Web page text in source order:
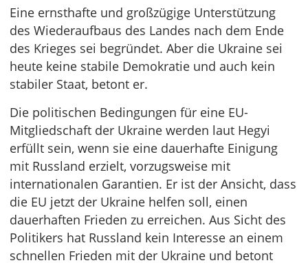
Eine ernsthafte und großzügige Unterstützung
des Wiederaufbaus des Landes nach dem Ende
des Krieges sei begründet. Aber die Ukraine sei
heute keine stabile Demokratie und auch kein
stabiler Staat, betont er.
Die politischen Bedingungen für eine EU-
Mitgliedschaft der Ukraine werden laut Hegyi
erfüllt sein, wenn sie eine dauerhafte Einigung
mit Russland erzielt, vorzugsweise mit
internationalen Garantien. Er ist der Ansicht, dass
die EU jetzt der Ukraine helfen soll, einen
dauerhaften Frieden zu erreichen. Aus Sicht des
Politikers hat Russland kein Interesse an einem
schnellen Frieden mit der Ukraine und betont